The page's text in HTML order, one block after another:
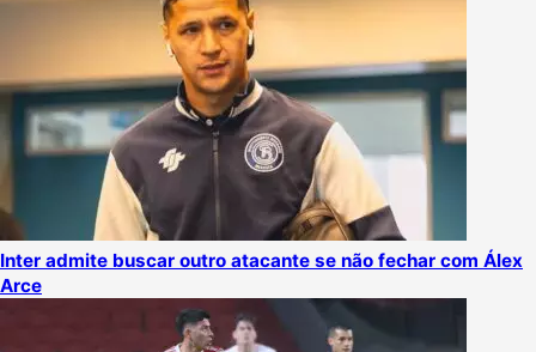
Inter admite buscar outro atacante se não fechar com Álex
Arce